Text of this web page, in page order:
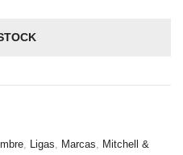
, Ligas, Marcas, Mitchell &